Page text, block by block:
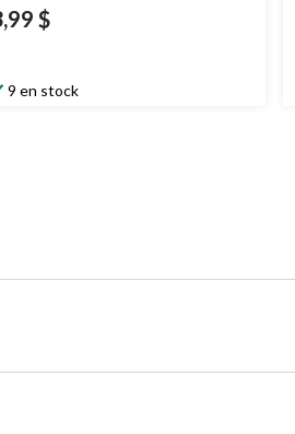
$
9 en stock